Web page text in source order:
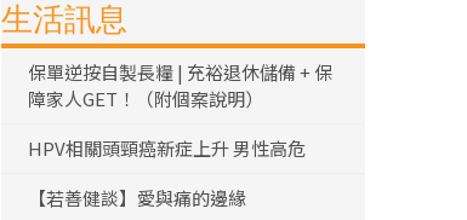
生活訊息
保單逆按自製長糧 | 充裕退休儲備 + 保
障家人GET！（附個案說明）
HPV相關頭頸癌新症上升 男性高危
【若善健談】愛與痛的邊緣